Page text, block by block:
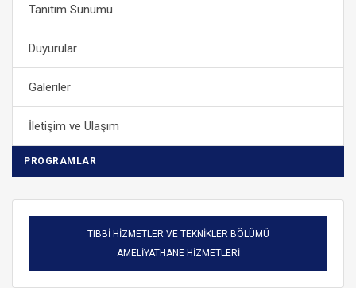
Tanıtım Sunumu
Duyurular
Galeriler
İletişim ve Ulaşım
PROGRAMLAR
TIBBİ HİZMETLER VE TEKNİKLER BÖLÜMÜ
AMELİYATHANE HİZMETLERİ